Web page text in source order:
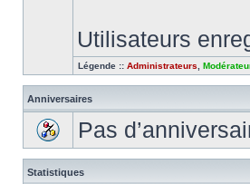
Utilisateurs
Légende :: Administrateurs
Anniversaires
Pas
Statistiques